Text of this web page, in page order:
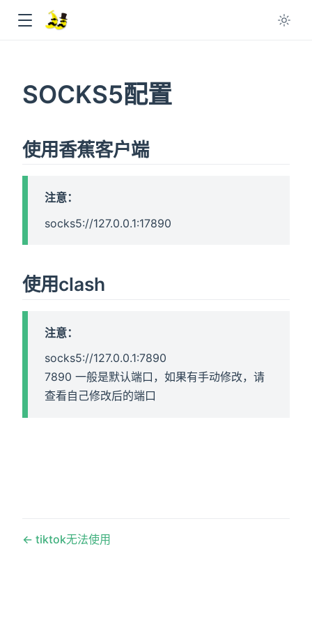
SOCKS5配置
使用香蕉客户端
注意：
socks5://127.0.0.1:17890
使用clash
注意：
socks5://127.0.0.1:7890
7890 一般是默认端口，如果有手动修改，请
查看自己修改后的端口
tiktok无法使用